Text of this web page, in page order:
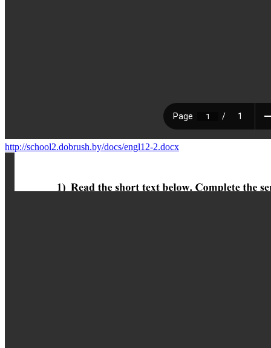
http://school2.dobrush.by/docs/engl12-2.docx